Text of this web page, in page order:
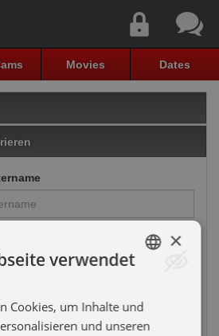
Movies Dates
ENGLISH
×
verwendet
Cookies, um Inhalte und
und unseren